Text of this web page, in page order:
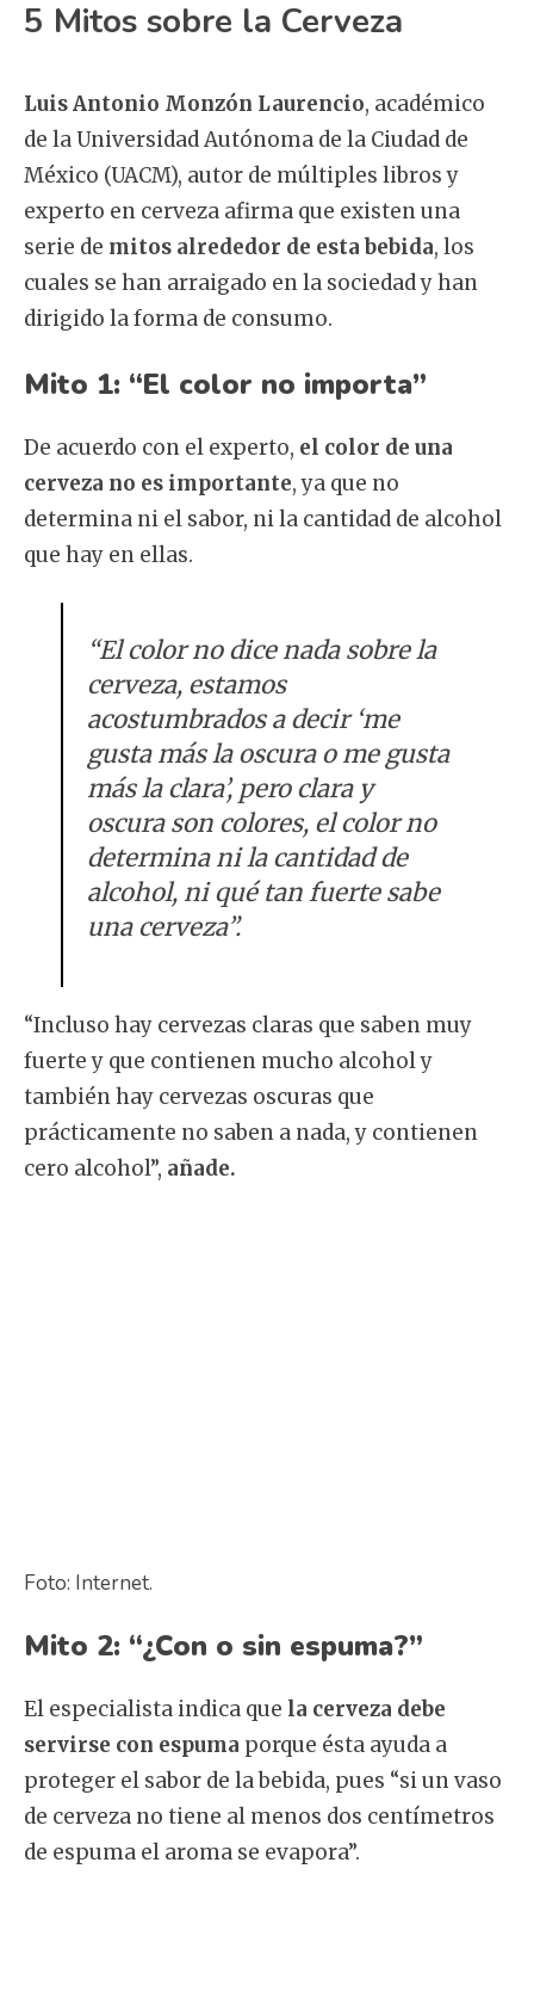
5 Mitos sobre la Cerveza
Luis Antonio Monzón Laurencio, académico
de la Universidad Autónoma de la Ciudad de
México (UACM), autor de múltiples libros y
experto en cerveza afirma que existen una
serie de mitos alrededor de esta bebida, los
cuales se han arraigado en la sociedad y han
dirigido la forma de consumo.
Mito 1: “El color no importa”
De acuerdo con el experto, el color de una
cerveza no es importante, ya que no
determina ni el sabor, ni la cantidad de alcohol
que hay en ellas.
“El color no dice nada sobre la
cerveza, estamos
acostumbrados a decir ‘me
gusta más la oscura o me gusta
más la clara’, pero clara y
oscura son colores, el color no
determina ni la cantidad de
alcohol, ni qué tan fuerte sabe
una cerveza”.
“Incluso hay cervezas claras que saben muy
fuerte y que contienen mucho alcohol y
también hay cervezas oscuras que
prácticamente no saben a nada, y contienen
cero alcohol”, añade.
Foto: Internet.
Mito 2: “¿Con o sin espuma?”
El especialista indica que la cerveza debe
servirse con espuma porque ésta ayuda a
proteger el sabor de la bebida, pues “si un vaso
de cerveza no tiene al menos dos centímetros
de espuma el aroma se evapora”.